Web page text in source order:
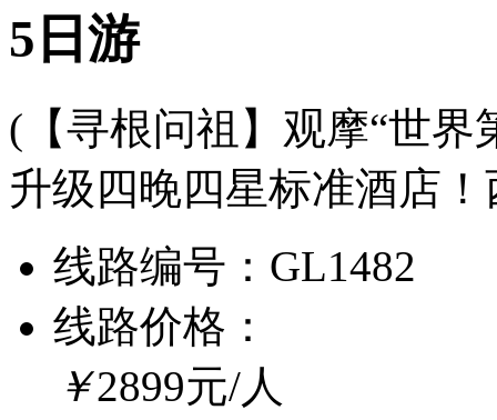
5日游
(【寻根问祖】观摩“世界
升级四晚四星标准酒店
线路编号： GL1482
线路价格：
￥2899元/人